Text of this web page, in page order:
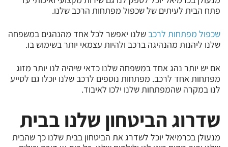
פתח הבית לעיתים של שכפול מפתחות הרכב שלנו.
שכפול מפתחות לרכב שלנו יאפשר לכל אחד מהנהגים במשפחה
שלנו ליהנות מהנהיגה ברכב ולהיות עצמאי יותר בשימוש בו.
אם יש יותר נהג אחד במשפחה שלנו כדאי שיהיה לנו יותר מזוג
מפתחות אחד לרכב. מפתחות נוספים לרכב שלנו יוכלו גם לסייע
לנו במקרה שהמפתחות שלנו ילכו לאיבוד.
שדרוג הביטחון שלנו בבית
מנעולן בכרמיאל יוכל לשדרג את הביטחון בבית שלנו כך שהבית